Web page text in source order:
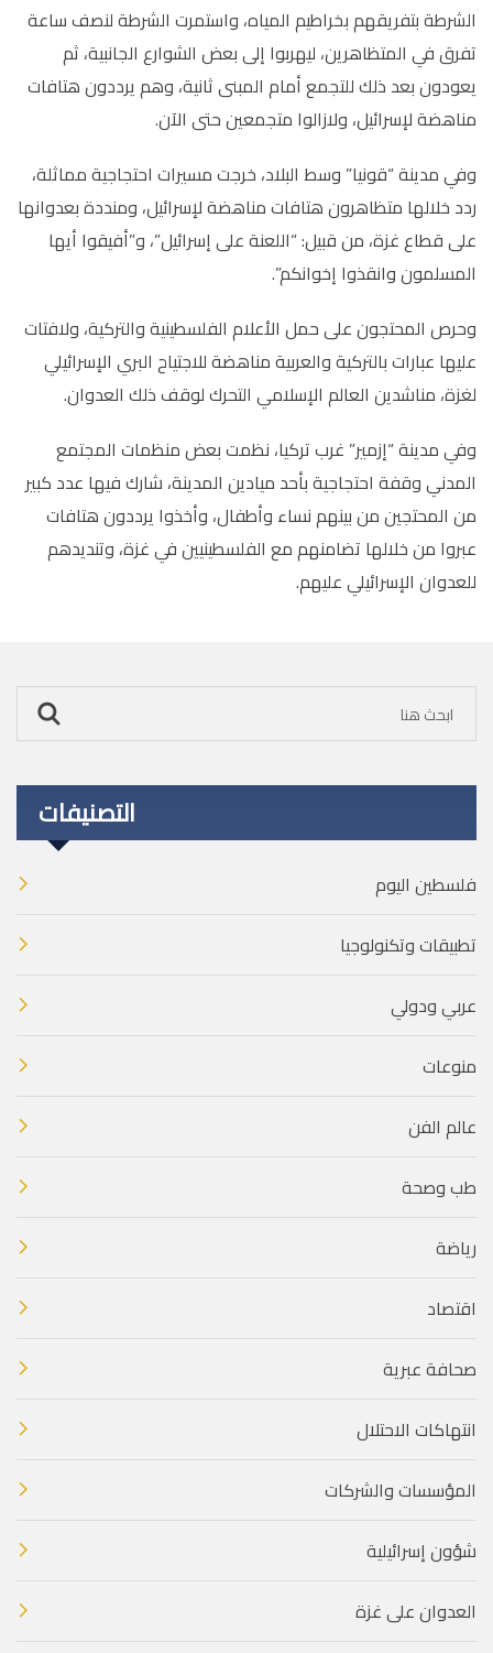
الشرطة بتفريقهم بخراطيم المياه، واستمرت الشرطة لنصف ساعة
تفرق في المتظاهرين، ليهربوا إلى بعض الشوارع الجانبية، ثم
يعودون بعد ذلك للتجمع أمام المبنى ثانية، وهم يرددون هتافات
مناهضة لإسرائيل، ولازالوا متجمعين حتى الآن.
وفي مدينة “قونيا” وسط البلاد، خرجت مسيرات احتجاجية مماثلة،
ردد خلالها متظاهرون هتافات مناهضة لإسرائيل، ومنددة بعدوانها
على قطاع غزة، من قبيل: “اللعنة على إسرائيل”، و”أفيقوا أيها
المسلمون وانقذوا إخوانكم”.
وحرص المحتجون على حمل الأعلام الفلسطينية والتركية، ولافتات
عليها عبارات بالتركية والعربية مناهضة للاجتياح البري الإسرائيلي
لغزة، مناشدين العالم الإسلامي التحرك لوقف ذلك العدوان.
وفي مدينة “إزمير” غرب تركيا، نظمت بعض منظمات المجتمع
المدني وقفة احتجاجية بأحد ميادين المدينة، شارك فيها عدد كبير
من المحتجين من بينهم نساء وأطفال، وأخذوا يرددون هتافات
عبروا من خلالها تضامنهم مع الفلسطينيين في غزة، وتنديدهم
للعدوان الإسرائيلي عليهم.
التصنيفات
فلسطين اليوم
تطبيقات وتكنولوجيا
عربي ودولي
منوعات
عالم الفن
طب وصحة
رياضة
اقتصاد
صحافة عبرية
انتهاكات الاحتلال
المؤسسات والشركات
شؤون إسرائيلية
العدوان على غزة